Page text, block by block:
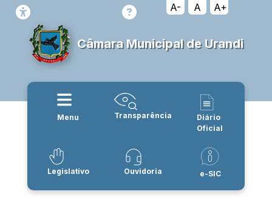
A- A A+
Câmara Municipal de Urandi
Menu Transparência
Diário
Oficial
Legislativo Ouvidoria e-SIC